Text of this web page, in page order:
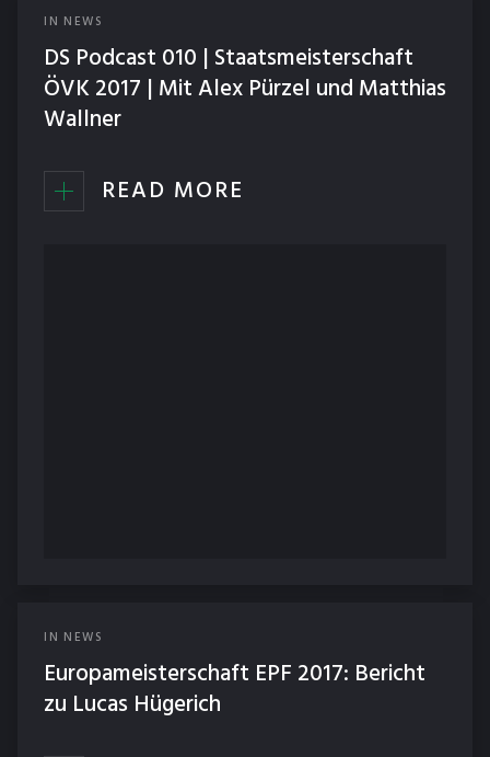
IN NEWS
DS Podcast 010 | Staatsmeisterschaft
ÖVK 2017 | Mit Alex Pürzel und Matthias
Wallner
READ MORE
IN NEWS
Europameisterschaft EPF 2017: Bericht
zu Lucas Hügerich